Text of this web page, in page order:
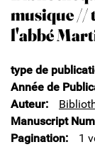
musique //
l'abbé
type de
Année de
Auteur
Manuscript
Pagination
1